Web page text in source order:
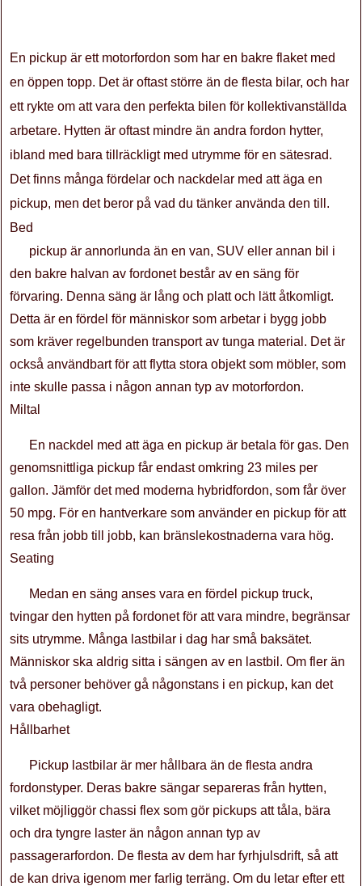
En pickup är ett motorfordon som har en bakre flaket med
en öppen topp. Det är oftast större än de flesta bilar, och har
ett rykte om att vara den perfekta bilen för kollektivanställda
arbetare. Hytten är oftast mindre än andra fordon hytter,
ibland med bara tillräckligt med utrymme för en sätesrad.
Det finns många fördelar och nackdelar med att äga en
pickup, men det beror på vad du tänker använda den till.
Bed
pickup är annorlunda än en van, SUV eller annan bil i
den bakre halvan av fordonet består av en säng för
förvaring. Denna säng är lång och platt och lätt åtkomligt.
Detta är en fördel för människor som arbetar i bygg jobb
som kräver regelbunden transport av tunga material. Det är
också användbart för att flytta stora objekt som möbler, som
inte skulle passa i någon annan typ av motorfordon.
Miltal
En nackdel med att äga en pickup är betala för gas. Den
genomsnittliga pickup får endast omkring 23 miles per
gallon. Jämför det med moderna hybridfordon, som får över
50 mpg. För en hantverkare som använder en pickup för att
resa från jobb till jobb, kan bränslekostnaderna vara hög.
Seating
Medan en säng anses vara en fördel pickup truck,
tvingar den hytten på fordonet för att vara mindre, begränsar
sits utrymme. Många lastbilar i dag har små baksätet.
Människor ska aldrig sitta i sängen av en lastbil. Om fler än
två personer behöver gå någonstans i en pickup, kan det
vara obehagligt.
Hållbarhet
Pickup lastbilar är mer hållbara än de flesta andra
fordonstyper. Deras bakre sängar separeras från hytten,
vilket möjliggör chassi flex som gör pickups att tåla, bära
och dra tyngre laster än någon annan typ av
passagerarfordon. De flesta av dem har fyrhjulsdrift, så att
de kan driva igenom mer farlig terräng. Om du letar efter ett